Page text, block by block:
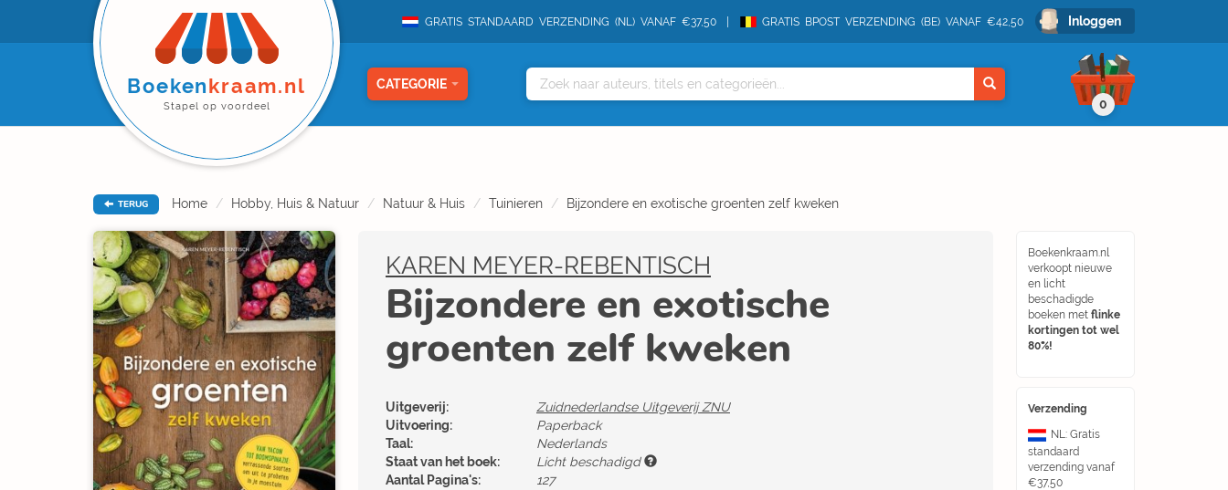
GRATIS STANDAARD VERZENDING (NL) VANAF €37,50 GRATIS BPOST VERZENDING (BE) VANAF €42,50 Inloggen
Boekenkraam.nl
Stapel op voordeel
CATEGORIE
0
TERUG Home Hobby, Huis & Natuur Natuur & Huis Tuinieren Bijzondere en exotische groenten zelf kweken
Boekenkraam.nl
verkoopt nieuwe
en licht
beschadigde
boeken met flinke
kortingen tot wel
80%!
Verzending
NL: Gratis
standaard
verzending vanaf
€37,50
KAREN MEYER-REBENTISCH
Bijzondere en exotische
groenten zelf kweken
Uitgeverij:
Zuidnederlandse Uitgeverij ZNU
Uitvoering:
Paperback
Taal:
Nederlands
Staat van het boek:
Licht beschadigd
Aantal Pagina's:
127